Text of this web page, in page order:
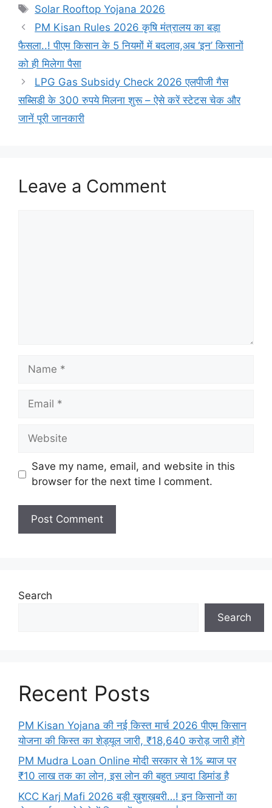
Tags
Solar Rooftop Yojana 2026
PM Kisan Rules 2026 कृषि मंत्रालय का बड़ा
फैसला..! पीएम किसान के 5 नियमों में बदलाव,अब ‘इन’ किसानों
को ही मिलेगा पैसा
LPG Gas Subsidy Check 2026 एलपीजी गैस
सब्सिडी के 300 रुपये मिलना शुरू – ऐसे करें स्टेटस चेक और
जानें पूरी जानकारी
Leave a Comment
Name
Email
Website
Save my name, email, and website in this
browser for the next time I comment.
Search
Search
Recent Posts
PM Kisan Yojana की नई किस्त मार्च 2026 पीएम किसान
योजना की किस्त का शेड्यूल जारी, ₹18,640 करोड़ जारी होंगे
PM Mudra Loan Online मोदी सरकार से 1% ब्याज पर
₹10 लाख तक का लोन, इस लोन की बहुत ज़्यादा डिमांड है
KCC Karj Mafi 2026 बड़ी ख़ुशख़बरी…! इन किसानों का